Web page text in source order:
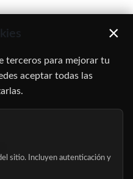
×
terceros para mejorar tu
aceptar todas las
sitio. Incluyen autenticación y